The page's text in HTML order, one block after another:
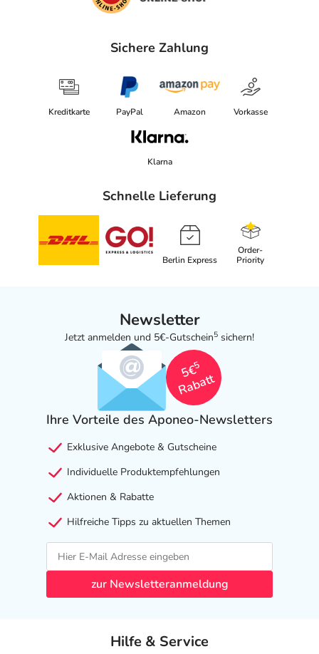
Sichere Zahlung
Kreditkarte PayPal Amazon Vorkasse
Klarna
Schnelle Lieferung
Berlin Express
Order-
Priority
Newsletter
Jetzt anmelden und 5€-Gutschein5 sichern!
5€
5
Rabatt
Ihre Vorteile des Aponeo-Newsletters
Exklusive Angebote & Gutscheine
Individuelle Produktempfehlungen
Aktionen & Rabatte
Hilfreiche Tipps zu aktuellen Themen
zur Newsletteranmeldung
Hilfe & Service